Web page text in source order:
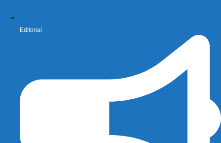
Editorial